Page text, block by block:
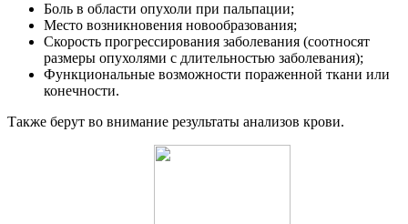
Боль в области опухоли при пальпации;
Место возникновения новообразования;
Скорость прогрессирования заболевания (соотносят
размеры опухолями с длительностью заболевания);
Функциональные возможности пораженной ткани или
конечности.
Также берут во внимание результаты анализов крови.